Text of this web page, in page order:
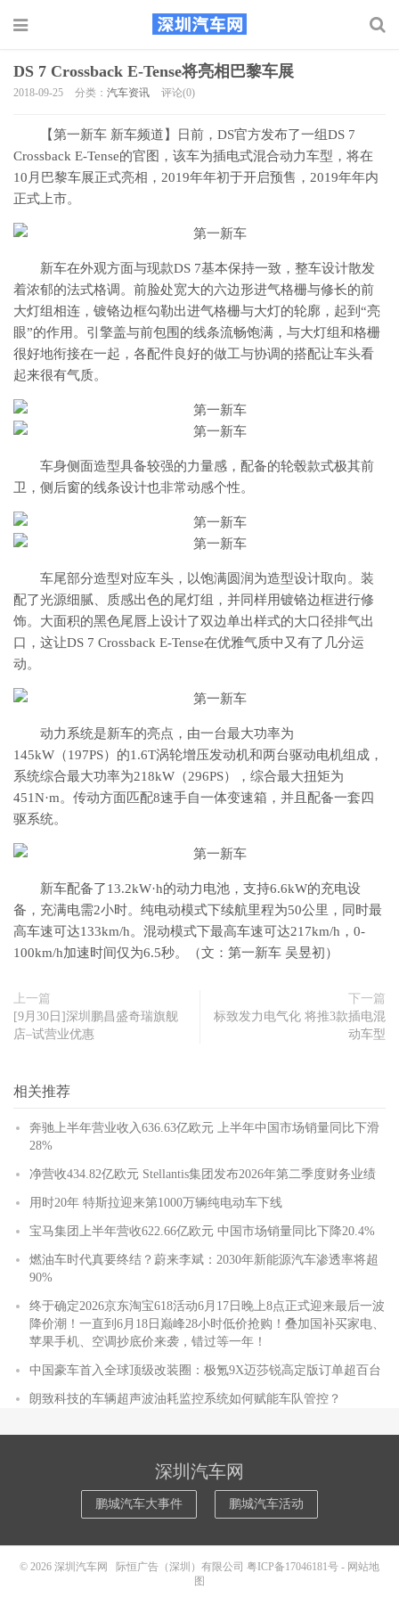
DS 7 Crossback E-Tense将亮相巴黎车展
2018-09-25 分类： 汽车资讯 评论(0)
【第一新车 新车频道】日前，DS官方发布了一组DS 7
Crossback E-Tense的官图，该车为插电式混合动力车型，将在
10月巴黎车展正式亮相，2019年年初于开启预售，2019年年内
正式上市。
新车在外观方面与现款DS 7基本保持一致，整车设计散发
着浓郁的法式格调。前脸处宽大的六边形进气格栅与修长的前
大灯组相连，镀铬边框勾勒出进气格栅与大灯的轮廓，起到“亮
眼”的作用。引擎盖与前包围的线条流畅饱满，与大灯组和格栅
很好地衔接在一起，各配件良好的做工与协调的搭配让车头看
起来很有气质。
车身侧面造型具备较强的力量感，配备的轮毂款式极其前
卫，侧后窗的线条设计也非常动感个性。
车尾部分造型对应车头，以饱满圆润为造型设计取向。装
配了光源细腻、质感出色的尾灯组，并同样用镀铬边框进行修
饰。大面积的黑色尾唇上设计了双边单出样式的大口径排气出
口，这让DS 7 Crossback E-Tense在优雅气质中又有了几分运
动。
动力系统是新车的亮点，由一台最大功率为
145kW（197PS）的1.6T涡轮增压发动机和两台驱动电机组成，
系统综合最大功率为218kW（296PS），综合最大扭矩为
451N·m。传动方面匹配8速手自一体变速箱，并且配备一套四
驱系统。
新车配备了13.2kW·h的动力电池，支持6.6kW的充电设
备，充满电需2小时。纯电动模式下续航里程为50公里，同时最
高车速可达133km/h。混动模式下最高车速可达217km/h，0-
100km/h加速时间仅为6.5秒。（文：第一新车 吴昱初）
上一篇
[9月30日]深圳鹏昌盛奇瑞旗舰
店–试营业优惠
下一篇
标致发力电气化 将推3款插电混
动车型
相关推荐
奔驰上半年营业收入636.63亿欧元 上半年中国市场销量同比下滑
28%
净营收434.82亿欧元 Stellantis集团发布2026年第二季度财务业绩
用时20年 特斯拉迎来第1000万辆纯电动车下线
宝马集团上半年营收622.66亿欧元 中国市场销量同比下降20.4%
燃油车时代真要终结？蔚来李斌：2030年新能源汽车渗透率将超
90%
终于确定2026京东淘宝618活动6月17日晚上8点正式迎来最后一波
降价潮！一直到6月18日巅峰28小时低价抢购！叠加国补买家电、
苹果手机、空调抄底价来袭，错过等一年！
中国豪车首入全球顶级改装圈：极氪9X迈莎锐高定版订单超百台
朗致科技的车辆超声波油耗监控系统如何赋能车队管控？
深圳汽车网
鹏城汽车大事件 鹏城汽车活动
© 2026 深圳汽车网 际恒广告（深圳）有限公司 粤ICP备17046181号 - 网站地
图